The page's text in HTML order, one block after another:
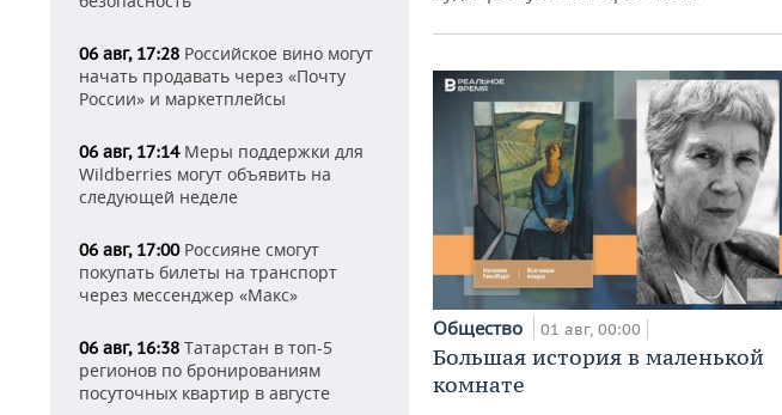
06 авг, 17:28 Российское вино могут
начать продавать через «Почту
России» и маркетплейсы
06 авг, 17:14Меры поддержки для
Wildberries могут объявить на
следующей неделе
06 авг, 17:00Россияне смогут
покупать билеты на транспорт
через мессенджер «Макс»
06 авг, 16:38 Татарстан в топ-5
регионов по бронированиям
посуточных квартир в августе
Общество 01 авг, 00:00
Большая история в маленькой
комнате